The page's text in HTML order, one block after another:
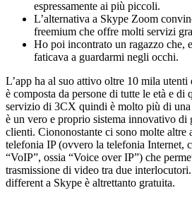
espressamente ai più piccoli.
L’alternativa a Skype Zoom
freemium che offre molti servizi
Ho poi incontrato un ragazzo che,
faticava a guardarmi negli occhi.
L’app ha al suo attivo oltre 10 mila
è composta da persone di tutte le età e di
servizio di 3CX quindi è molto più di
è un vero e proprio sistema innovativo di
clienti. Ciononostante ci sono molte altre
telefonia IP (ovvero la telefonia Internet,
“VoIP”, ossia “Voice over IP”) che
trasmissione di video tra due
different a Skype è altrettanto gratuita.